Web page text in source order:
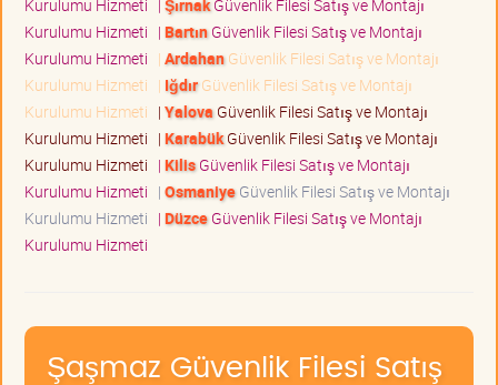
Kurulumu Hizmeti | ŞırnakGüvenlik Filesi Satış ve Montajı
Kurulumu Hizmeti | BartınGüvenlik Filesi Satış ve Montajı
Kurulumu Hizmeti | ArdahanGüvenlik Filesi Satış ve Montajı
Kurulumu Hizmeti | IğdırGüvenlik Filesi Satış ve Montajı
Kurulumu Hizmeti | Yalova Güvenlik Filesi Satış ve Montajı
Kurulumu Hizmeti | KarabükGüvenlik Filesi Satış ve Montajı
Kurulumu Hizmeti | KilisGüvenlik Filesi Satış ve Montajı
Kurulumu Hizmeti | OsmaniyeGüvenlik Filesi Satış ve Montajı
Kurulumu Hizmeti | DüzceGüvenlik Filesi Satış ve Montajı
Kurulumu Hizmeti
Şaşmaz Güvenlik Filesi Satış